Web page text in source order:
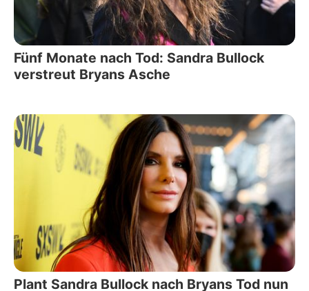
Fünf Monate nach Tod: Sandra Bullock
verstreut Bryans Asche
Plant Sandra Bullock nach Bryans Tod nun